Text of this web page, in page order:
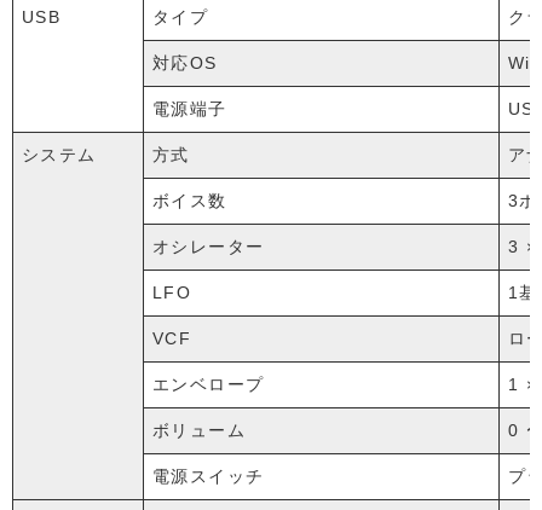
USB タイプ ク
対応OS
電源端子
システム 方式 ア
ボイス数 3ボ
オシレーター 3 ×
LFO 1基
VCF ロ
エンベロープ 1 ×
ボリューム 0
電源スイッチ プ